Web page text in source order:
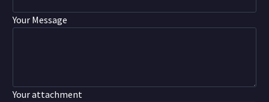
Your Message
Your attachment